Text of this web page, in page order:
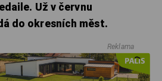
Už v červnu
do okresních měst.
Reklama